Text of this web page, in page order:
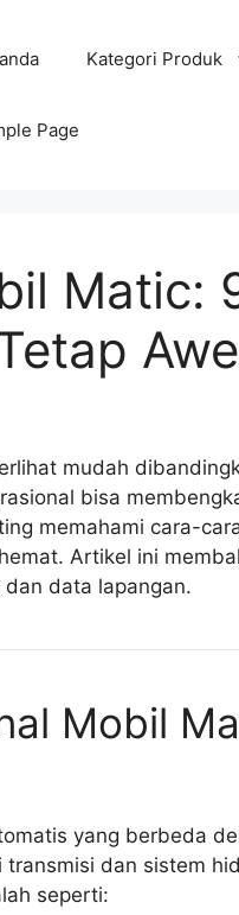
Kategori Produk
Page
Matic:
mudah
bisa
memahami cara-
Artikel ini
data lapangan.
Mobil
yang berbeda
dan sistem
seperti: